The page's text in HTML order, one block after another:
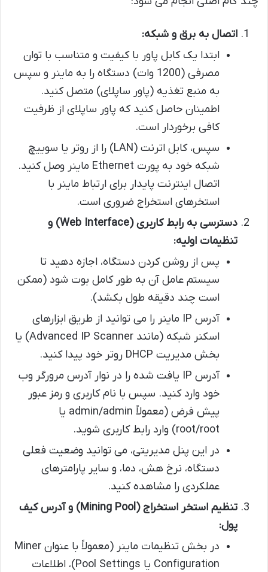
اتصال به برق و شبکه:
ابتدا یک کابل پاور با کیفیت و متناسب با توان
مصرفی (1200 وات) دستگاه را به ماینر و سپس
به منبع تغذیه (پاور ساپلای) متصل کنید.
اطمینان حاصل کنید که پاور ساپلای از ظرفیت
کافی برخوردار است.
سپس، کابل اترنت (LAN) را از روتر یا سوییچ
شبکه خود به پورت Ethernet ماینر وصل کنید.
اتصال اینترنت پایدار برای ارتباط ماینر با
استخرهای استخراج ضروری است.
دسترسی به رابط کاربری (Web Interface) و
تنظیمات اولیه:
پس از روشن کردن دستگاه، اجازه دهید تا
سیستم عامل آن به طور کامل بوت شود (ممکن
است چند دقیقه طول بکشد).
آدرس IP ماینر را می توانید از طریق ابزارهای
اسکنر شبکه (مانند Advanced IP Scanner) یا
بخش مدیریت DHCP روتر خود پیدا کنید.
آدرس IP یافت شده را در نوار آدرس مرورگر وب
خود وارد کنید. سپس با نام کاربری و رمز عبور
پیش فرض (معمولاً admin/admin یا
root/root) وارد رابط کاربری شوید.
در این پنل مدیریتی، می توانید وضعیت فعلی
دستگاه، نرخ هش، دما، و سایر پارامترهای
عملکردی را مشاهده کنید.
تنظیم استخر استخراج (Mining Pool) و آدرس کیف
پول:
در بخش تنظیمات ماینر (معمولاً با عنوان Miner
Configuration یا Pool Settings)، اطلاعات